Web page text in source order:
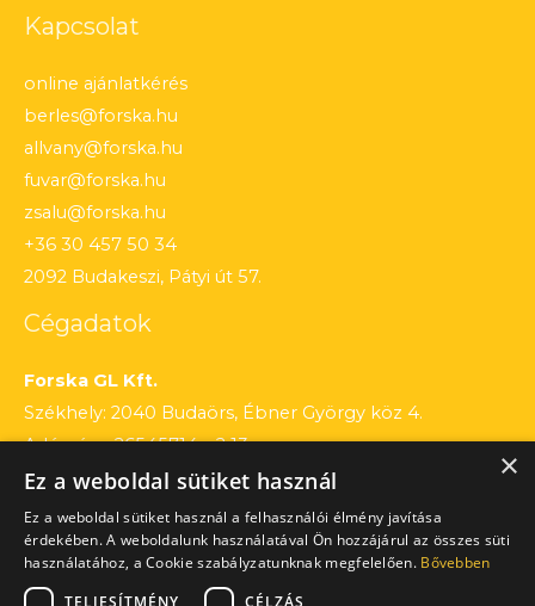
Kapcsolat
online ajánlatkérés
berles@forska.hu
allvany@forska.hu
fuvar@forska.hu
zsalu@forska.hu
+36 30 457 50 34
2092 Budakeszi, Pátyi út 57.
Cégadatok
Forska GL Kft.
Székhely: 2040 Budaörs, Ébner György köz 4.
Adószám: 26545714 – 2 13
Cégjegyzékszám: 13 – 09 – 195803
Számlaszám: 12010154 – 01660751 – 00100001
×
Ez a weboldal sütiket használ
Ez a weboldal sütiket használ a felhasználói élmény javítása
érdekében. A weboldalunk használatával Ön hozzájárul az összes süti
használatához, a Cookie szabályzatunknak megfelelően. Bővebben
TELJESÍTMÉNY
CÉLZÁS